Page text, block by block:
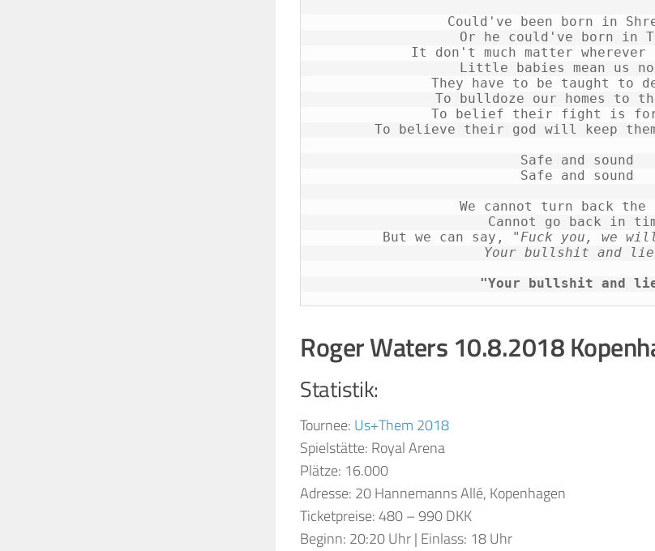
Could've been born in
Or he could've born in
It don't much matter wherever
Little babies mean us no
They have to be taught to
To bulldoze our homes to
To belief their fight is
To believe their god will keep
Safe and sound
Safe and sound
We cannot turn back the
Cannot go back in
But we can say,
"Fuck you, we
Your bullshit and
"Your bullshit and
Roger Waters 10.8.2018
Statistik:
Tournee: Us+Them 2018
Spielstätte: Royal Arena
Plätze: 16.000
Adresse: 20 Hannemanns Allé, Kopenhagen
Ticketpreise: 480 – 990 DKK
Beginn: 20:20 Uhr | Einlass: 18 Uhr